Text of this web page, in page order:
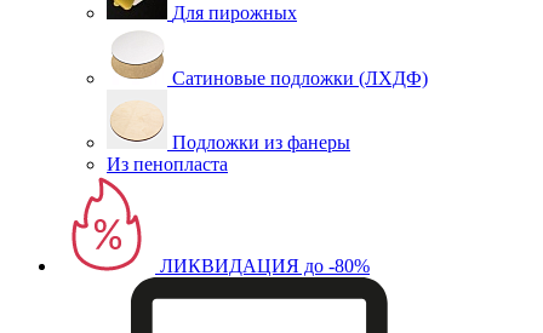
Для пирожных
Сатиновые подложки (ЛХДФ)
Подложки из фанеры
Из пенопласта
ЛИКВИДАЦИЯ до -80%